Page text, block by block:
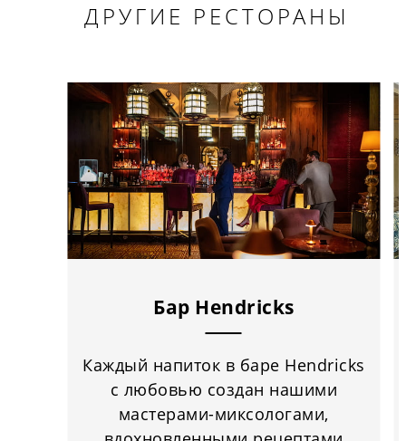
ДРУГИЕ РЕСТОРАНЫ
Бар Hendricks
Каждый напиток в баре Hendricks
с любовью создан нашими
мастерами-миксологами,